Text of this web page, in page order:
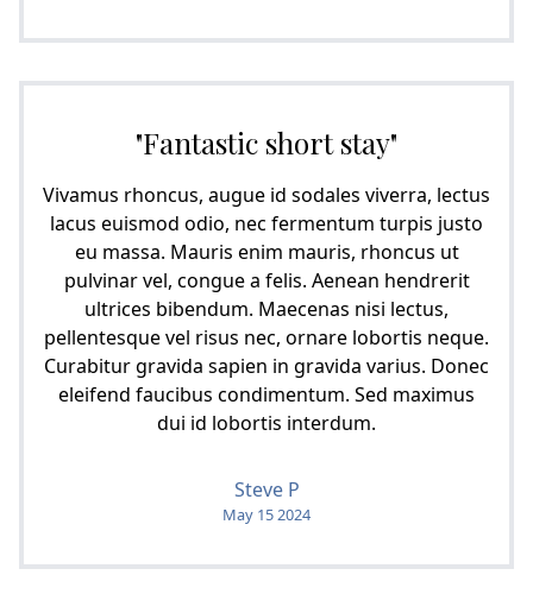
"Fantastic short stay"
Vivamus rhoncus, augue id sodales viverra, lectus
lacus euismod odio, nec fermentum turpis justo
eu massa. Mauris enim mauris, rhoncus ut
pulvinar vel, congue a felis. Aenean hendrerit
ultrices bibendum. Maecenas nisi lectus,
pellentesque vel risus nec, ornare lobortis neque.
Curabitur gravida sapien in gravida varius. Donec
eleifend faucibus condimentum. Sed maximus
dui id lobortis interdum.
Steve P
May 15 2024